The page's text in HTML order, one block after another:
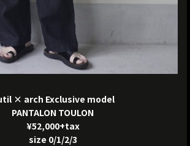
× arch Exclusive model
PANTALON TOULON
¥52,000+tax
size 0/1/2/3